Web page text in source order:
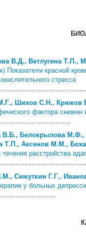
В.Д., Ветлугина Т.П.,
Показатели красной
стресса
Шихов С.Н., Крюков
фактора
В.Б., Белокрылова М.Ф.,
Т.П., Аксенов М.М.,
течения расстройства
Симуткин Г.Г.,
у больных